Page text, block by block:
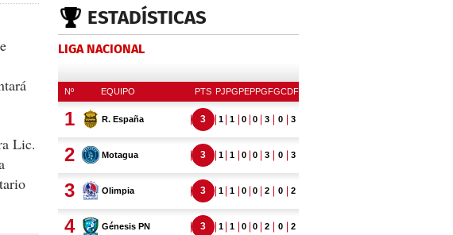
Lic.
ESTADÍSTICAS
LIGA NACIONAL